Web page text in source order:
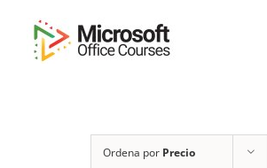
contenido
Sobre Nosotros
Ordena por Precio